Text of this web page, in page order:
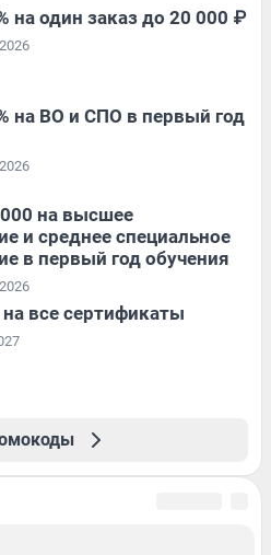
на один заказ до 20 000 ₽
на ВО и СПО в первый год
на высшее
и среднее специальное
в первый год обучения
все сертификаты